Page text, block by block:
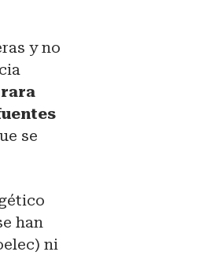
y no
se
han
ni